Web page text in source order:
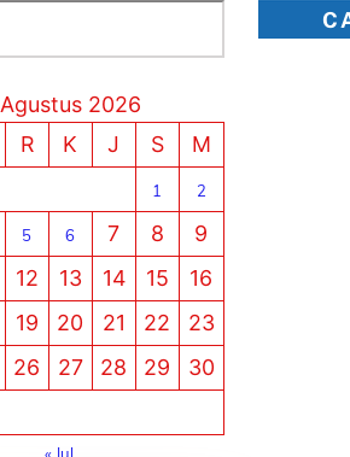
Agustus 2026
R K J S M
1 2
5 6 7 8
9
12 13 14 15
16
19 20 21 22
23
26 27 28 29
30